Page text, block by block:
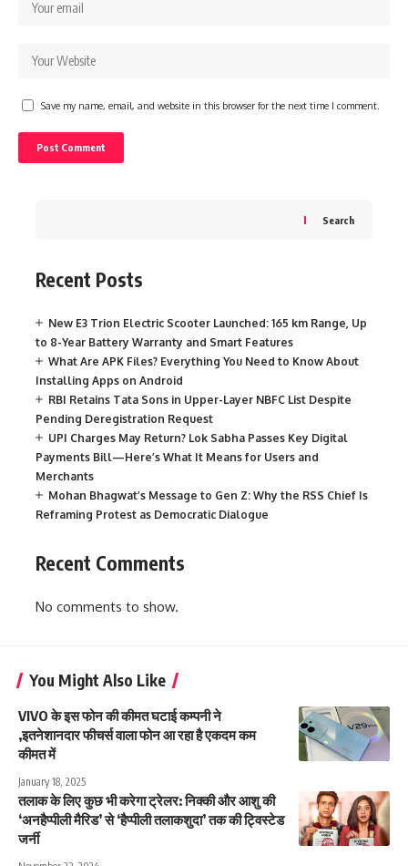
Save my name, email, and website in this browser for the next time I comment.
Search
Recent Posts
New E3 Trion Electric Scooter Launched: 165 km Range, Up
to 8-Year Battery Warranty and Smart Features
What Are APK Files? Everything You Need to Know About
Installing Apps on Android
RBI Retains Tata Sons in Upper-Layer NBFC List Despite
Pending Deregistration Request
UPI Charges May Return? Lok Sabha Passes Key Digital
Payments Bill—Here’s What It Means for Users and
Merchants
Mohan Bhagwat’s Message to Gen Z: Why the RSS Chief Is
Reframing Protest as Democratic Dialogue
Recent Comments
No comments to show.
You Might Also Like
VIVO के इस फोन की कीमत घटाई कम्पनी ने
,इतनेशानदार फीचर्स वाला फोन आ रहा है एकदम कम
कीमत में
January 18, 2025
तलाक के लिए कुछ भी करेगा ट्रेलर: निक्की और आशु की
‘अनहैप्पीली मैरिड’ से ‘हैप्पीली तलाकशुदा’ तक की ट्विस्टेड
जर्नी